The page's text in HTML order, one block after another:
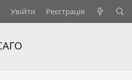
Увійти Реєстрація